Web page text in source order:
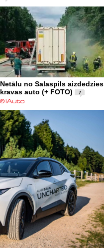
Netālu no Salaspils aizdedzies
kravas auto (+ FOTO)
7